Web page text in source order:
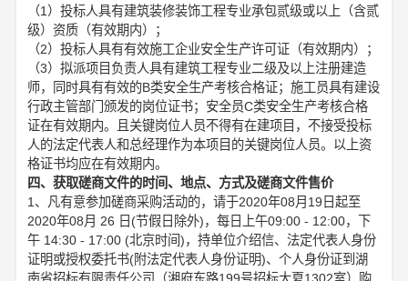
（1）投标人具有建筑装修装饰工程专业承包贰级或以上（含贰
级）资质（有效期内）；
（2）投标人具有有效施工企业安全生产许可证（有效期内）；
（3）拟派项目负责人具有建筑工程专业二级及以上注册建造
师，同时具有有效的B类安全生产考核合格证；施工员具有建设
行政主管部门颁发的岗位证书；安全员C类安全生产考核合格
证在有效期内。且关键岗位人员不得有在建项目，不接受投标
人的法定代表人和总经理作为本项目的关键岗位人员。以上资
格证书均应在有效期内。
四、获取磋商文件的时间、地点、方式及磋商文件售价
1、凡有意参加磋商采购活动的，请于2020年08月19日起至
2020年08月 26 日(节假日除外)，每日上午09:00 - 12:00，下
午 14:30 - 17:00 (北京时间)，持单位介绍信、法定代表人身份
证明或授权委托书(附法定代表人身份证明)、个人身份证到湖
南省招标有限责任公司（湘府东路199号招标大夏1302室）购